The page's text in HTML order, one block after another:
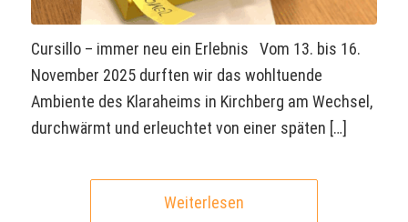
Cursillo – immer neu ein Erlebnis Vom 13. bis 16.
November 2025 durften wir das wohltuende
Ambiente des Klaraheims in Kirchberg am Wechsel,
durchwärmt und erleuchtet von einer späten […]
Weiterlesen